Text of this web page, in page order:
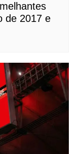
de 2017 e